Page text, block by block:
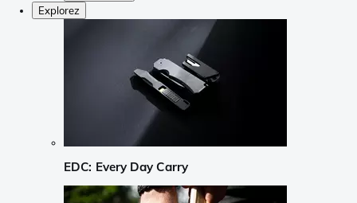
Explorez
EDC: Every Day Carry